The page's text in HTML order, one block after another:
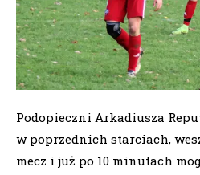
Podopieczni Arkadiusza
w poprzednich starciach,
mecz i już po 10 minutach